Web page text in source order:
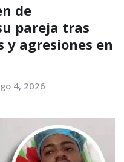
de
pareja tras
y agresiones en
4, 2026